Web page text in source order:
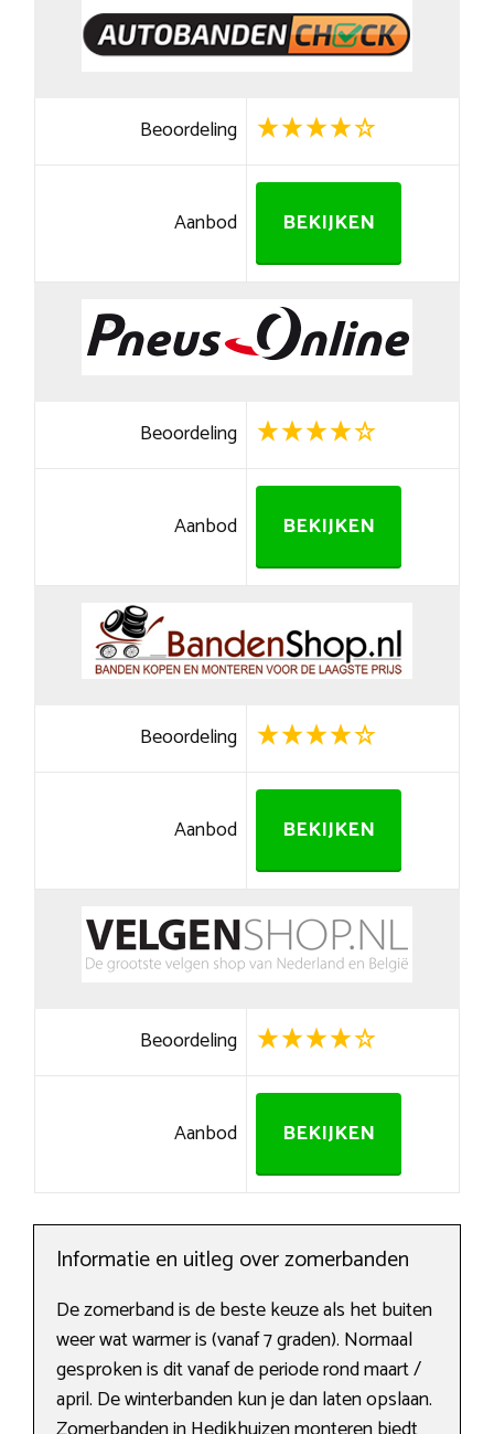
Beoordeling
Aanbod BEKIJKEN
Beoordeling
Aanbod BEKIJKEN
Beoordeling
Aanbod BEKIJKEN
Beoordeling
Aanbod BEKIJKEN
Informatie en uitleg over zomerbanden
De zomerband is de beste keuze als het buiten
weer wat warmer is (vanaf 7 graden). Normaal
gesproken is dit vanaf de periode rond maart /
april. De winterbanden kun je dan laten opslaan.